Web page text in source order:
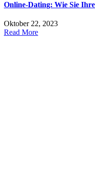
Online-Dating: Wie Sie
Oktober 22, 2023
Read More